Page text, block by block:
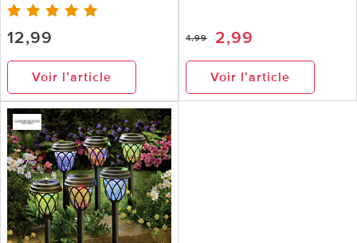
12,99
Voir l’article
4,99 2,99
Voir l’article